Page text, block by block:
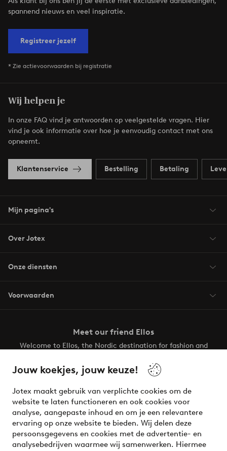
Jouw koekjes, jouw keuze!
Jotex maakt gebruik van verplichte cookies om de
website te laten functioneren en ook cookies voor
analyse, aangepaste inhoud en om je een relevantere
ervaring op onze website te bieden. Wij delen deze
persoonsgegevens en cookies met de advertentie- en
analysebedrijven waarmee wij samenwerken. Hiermee
spannend nieuws en veel inspiratie.
Registreer jezelf
* Zie actievoorwaarden bij registratie
Wij helpen je
In onze FAQ vind je antwoorden op veelgestelde vragen. Hier
vind je ook informatie over hoe je eenvoudig contact met ons
opneemt.
Klantenservice Bestelling Betaling
Mijn pagina's
Over Jotex
Onze diensten
Voorwaarden
Meet our friend Ellos
Welcome to Ellos, the Nordic destination for fashion and
your wardrobe. Your next inspiring look is here!
Veilig betalen - Nu betalen of opsplitsen